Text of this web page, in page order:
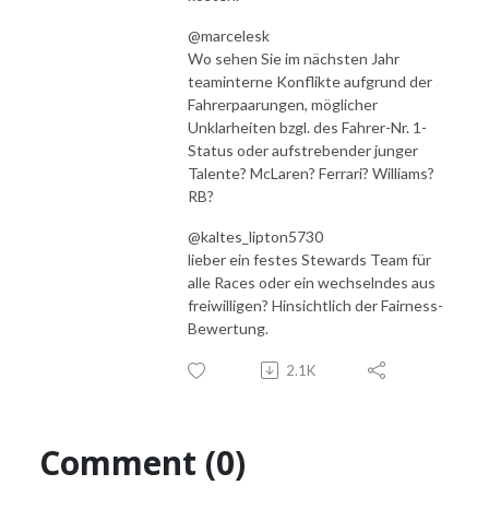
@marcelesk
Wo sehen Sie im nächsten Jahr
teaminterne Konflikte aufgrund der
Fahrerpaarungen, möglicher
Unklarheiten bzgl. des Fahrer-Nr. 1-
Status oder aufstrebender junger
Talente? McLaren? Ferrari? Williams?
RB?
@kaltes_lipton5730
lieber ein festes Stewards Team für
alle Races oder ein wechselndes aus
freiwilligen? Hinsichtlich der Fairness-
Bewertung.
2.1K
Comment (0)